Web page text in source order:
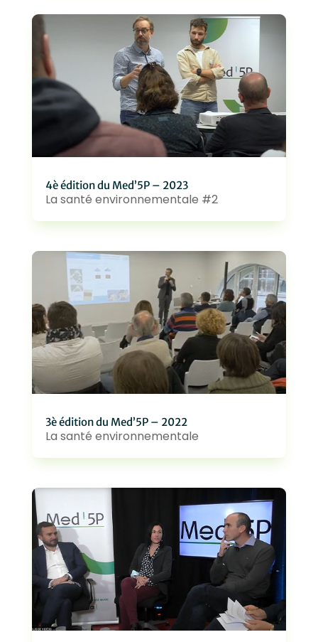
4è édition du Med’5P – 2023
La santé environnementale #2
3è édition du Med’5P – 2022
La santé environnementale